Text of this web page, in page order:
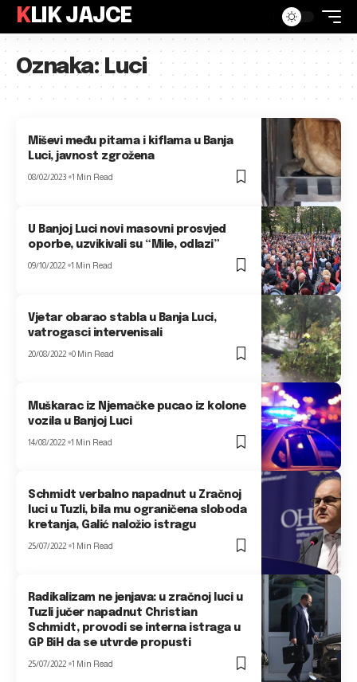
KLIK JAJCE
Oznaka:Luci
Miševi među pitama i kiflama u Banja
Luci, javnost zgrožena
08/02/2023 1 Min Read
U Banjoj Luci novi masovni prosvjed
oporbe, uzvikivali su “Mile, odlazi”
09/10/2022 1 Min Read
Vjetar obarao stabla u Banja Luci,
vatrogasci intervenisali
20/08/2022 0 Min Read
Muškarac iz Njemačke pucao iz kolone
vozila u Banjoj Luci
14/08/2022 1 Min Read
Schmidt verbalno napadnut u Zračnoj
luci u Tuzli, bila mu ograničena sloboda
kretanja, Galić naložio istragu
25/07/2022 1 Min Read
Radikalizam ne jenjava: u zračnoj luci u
Tuzli jučer napadnut Christian
Schmidt, provodi se interna istraga u
GP BiH da se utvrde propusti
25/07/2022 1 Min Read